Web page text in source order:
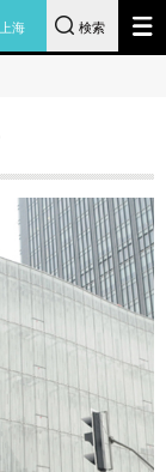
上海 検索